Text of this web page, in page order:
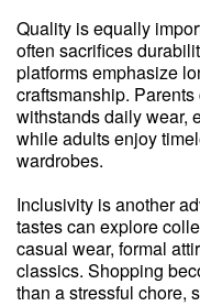
Quality is equally
often sacrifices
platforms emphasize
craftsmanship.
withstands daily wear,
while adults enjoy
wardrobes.
Inclusivity is another
tastes can explore
casual wear, formal
classics. Shopping
than a stressful chore,